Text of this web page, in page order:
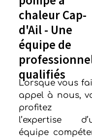
chaleur Cap-
d'Ail - Une
équipe de
qualifiés
Lorsque vous
appel à nous,
profitez
l’expertise
équipe